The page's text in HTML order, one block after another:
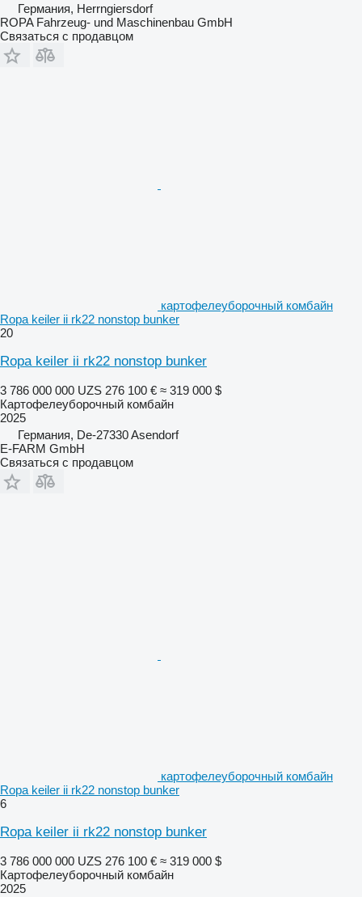
Германия, Herrngiersdorf
ROPA Fahrzeug- und Maschinenbau GmbH
Связаться с продавцом
картофелеуборочный комбайн
Ropa keiler ii rk22 nonstop bunker
20
Ropa keiler ii rk22 nonstop bunker
3 786 000 000 UZS 276 100 € ≈ 319 000 $
Картофелеуборочный комбайн
2025
Германия, De-27330 Asendorf
E-FARM GmbH
Связаться с продавцом
картофелеуборочный комбайн
Ropa keiler ii rk22 nonstop bunker
6
Ropa keiler ii rk22 nonstop bunker
3 786 000 000 UZS 276 100 € ≈ 319 000 $
Картофелеуборочный комбайн
2025